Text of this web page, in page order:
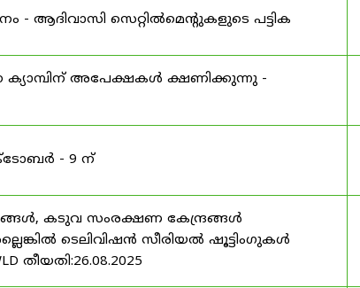
- ആദിവാസി സെറ്റിൽമെന്റുകളുടെ പട്ടിക
അപേക്ഷകൾ ക്ഷണിക്കുന്നു -
- 9 ന്
കടുവ സംരക്ഷണ കേന്ദ്രങ്ങൾ
ടെലിവിഷൻ സീരിയൽ ഷൂട്ടിംഗുകൾ
തീയതി:26.08.2025